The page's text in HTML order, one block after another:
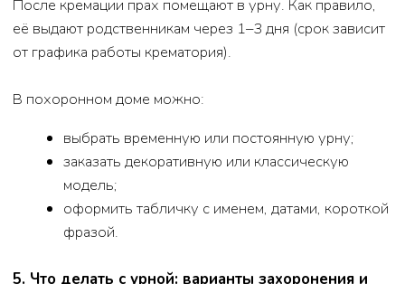
Плюсы:
меньше затрат на участок и благоустройство;
проще в уходе (особенно при захоронении в
есть вариант хранить память в доме.
Минусы:
не всем близко с точки зрения религии и
традиций;
родственников может возникать чувство
сожаления;